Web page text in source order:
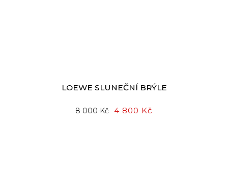
LOEWE SLUNEČNÍ BRÝLE
8 000 Kč 4 800 Kč